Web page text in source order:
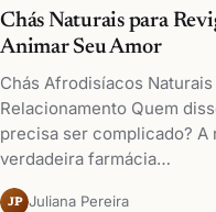
Chás Naturais para
Animar Seu Amor
Chás Afrodisíacos
Relacionamento Quem
precisa ser complicado?
verdadeira farmácia…
JP Juliana Pereira